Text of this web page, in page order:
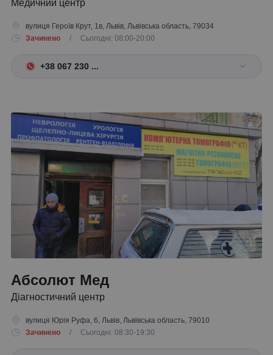
Медичний центр
вулиця Героїв Крут, 1в, Львів, Львівська область, 79034
Зачинено
/ Сьогодні: 08:00-20:00
+38 067 230 ...
Абсолют Мед
Діагностичний центр
вулиця Юрія Руфа, 6, Львів, Львівська область, 79010
Зачинено
/ Сьогодні: 08:30-19:30